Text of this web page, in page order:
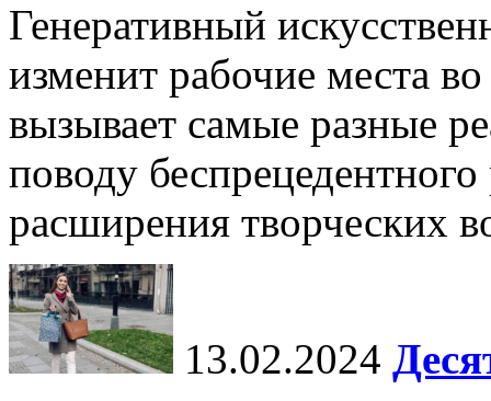
Генеративный
изменит рабочие места
вызывает самые разные
поводу
расширения творческих
13.02.2024